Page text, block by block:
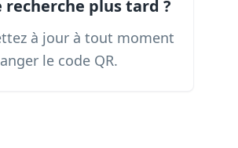
recherche plus tard ?
à jour à tout moment
le code QR.